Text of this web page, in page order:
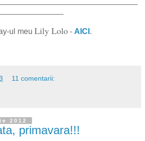
ul meu Lily Lolo - AICI .
11 comentarii:
2012
primavara!!!